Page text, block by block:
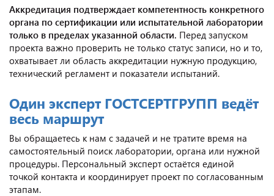
Аккредитация подтверждает компетентность конкретного
органа по сертификации или испытательной лаборатории
только в пределах указанной области. Перед запуском
проекта важно проверить не только статус записи, но и то,
охватывает ли область аккредитации нужную продукцию,
технический регламент и показатели испытаний.
Один эксперт ГОСТСЕРТГРУПП ведёт
весь маршрут
Вы обращаетесь к нам с задачей и не тратите время на
самостоятельный поиск лаборатории, органа или нужной
процедуры. Персональный эксперт остаётся единой
точкой контакта и координирует проект по согласованным
этапам.